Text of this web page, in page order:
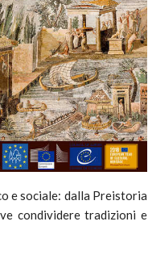
e sociale: dalla Preistoria
condividere tradizioni e